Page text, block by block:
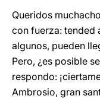
Queridos
con fuerza: tended
algunos, pueden
Pero, ¿es posible
respondo:
Ambrosio, gran